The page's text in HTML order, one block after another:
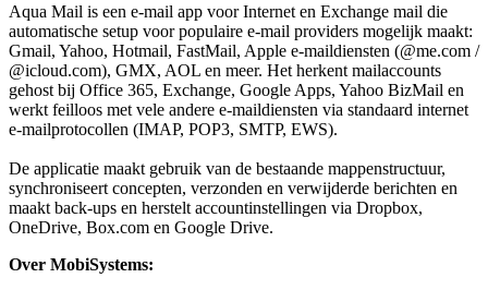
Aqua Mail is een e-mail app voor Internet en Exchange mail die
automatische setup voor populaire e-mail providers mogelijk maakt:
Gmail, Yahoo, Hotmail, FastMail, Apple e-maildiensten (@me.com /
@icloud.com), GMX, AOL en meer. Het herkent mailaccounts
gehost bij Office 365, Exchange, Google Apps, Yahoo BizMail en
werkt feilloos met vele andere e-maildiensten via standaard internet
e-mailprotocollen (IMAP, POP3, SMTP, EWS).
De applicatie maakt gebruik van de bestaande mappenstructuur,
synchroniseert concepten, verzonden en verwijderde berichten en
maakt back-ups en herstelt accountinstellingen via Dropbox,
OneDrive, Box.com en Google Drive.
Over MobiSystems: